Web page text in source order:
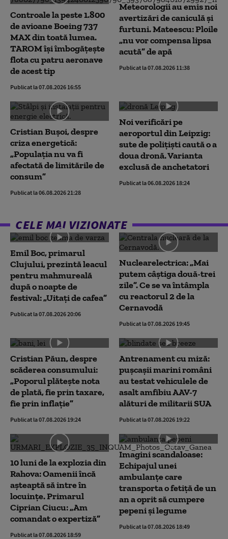
Controale la peste 1.800
de avioane Boeing 737
MAX din toată lumea.
TAROM își îmbogățește
flota cu patru aeronave
de acest tip
Publicat la 07.08.2026 16:55
Meteorologii au emis noi
avertizări de caniculă și
furtuni. Mateescu: Ploile
„nu vor compensa lipsa
acută” de apă
Publicat la 07.08.2026 11:38
Cristian Bușoi, despre
criza energetică:
„Populația nu va fi
afectată de limitările de
consum”
Publicat la 06.08.2026 21:28
Noi verificări pe
aeroportul din Leipzig:
sute de polițiști caută o a
doua dronă. Varianta
exclusă de anchetatori
Publicat la 06.08.2026 18:24
CELE MAI VIZIONATE
Emil Boc, primarul
Clujului, prezintă leacul
pentru mahmureală
după o noapte de
festival: „Uitați de cafea”
Publicat la 07.08.2026 20:06
Nuclearelectrica: „Mai
putem câștiga două-trei
zile”. Ce se va întâmpla
cu reactorul 2 de la
Cernavodă
Publicat la 07.08.2026 19:45
Cristian Păun, despre
scăderea consumului:
„Poporul plătește nota
de plată, fie prin taxare,
fie prin inflație”
Publicat la 07.08.2026 19:24
Antrenament cu miză:
pușcașii marini români
au testat vehiculele de
asalt amfibiu AAV-7
alături de militarii SUA
Publicat la 07.08.2026 19:22
10 luni de la explozia din
Rahova: Oamenii încă
așteaptă să intre în
locuințe. Primarul
Ciprian Ciucu: „Am
comandat o expertiză”
Publicat la 07.08.2026 18:59
Imagini scandaloase:
Echipajul unei
ambulanțe care
transporta o fetiță de un
an a oprit să cumpere
pepeni și legume
Publicat la 07.08.2026 18:49